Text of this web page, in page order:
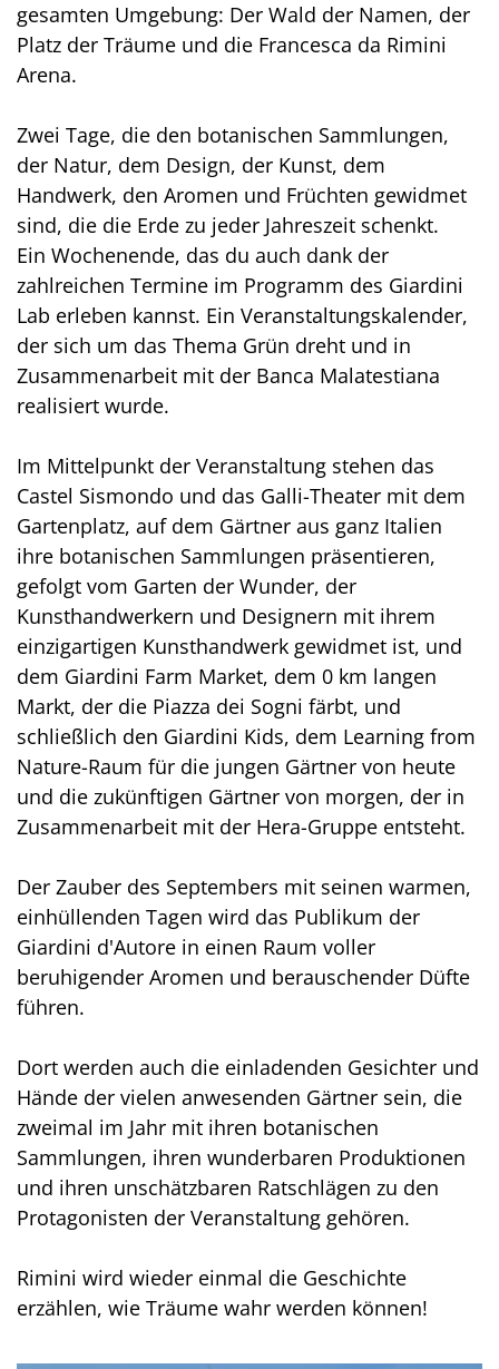
gesamten Umgebung: Der Wald der Namen, der
Platz der Träume und die Francesca da Rimini
Arena.
Zwei Tage, die den botanischen Sammlungen,
der Natur, dem Design, der Kunst, dem
Handwerk, den Aromen und Früchten gewidmet
sind, die die Erde zu jeder Jahreszeit schenkt.
Ein Wochenende, das du auch dank der
zahlreichen Termine im Programm des Giardini
Lab erleben kannst. Ein Veranstaltungskalender,
der sich um das Thema Grün dreht und in
Zusammenarbeit mit der Banca Malatestiana
realisiert wurde.
Im Mittelpunkt der Veranstaltung stehen das
Castel Sismondo und das Galli-Theater mit dem
Gartenplatz, auf dem Gärtner aus ganz Italien
ihre botanischen Sammlungen präsentieren,
gefolgt vom Garten der Wunder, der
Kunsthandwerkern und Designern mit ihrem
einzigartigen Kunsthandwerk gewidmet ist, und
dem Giardini Farm Market, dem 0 km langen
Markt, der die Piazza dei Sogni färbt, und
schließlich den Giardini Kids, dem Learning from
Nature-Raum für die jungen Gärtner von heute
und die zukünftigen Gärtner von morgen, der in
Zusammenarbeit mit der Hera-Gruppe entsteht.
Der Zauber des Septembers mit seinen warmen,
einhüllenden Tagen wird das Publikum der
Giardini d'Autore in einen Raum voller
beruhigender Aromen und berauschender Düfte
führen.
Dort werden auch die einladenden Gesichter und
Hände der vielen anwesenden Gärtner sein, die
zweimal im Jahr mit ihren botanischen
Sammlungen, ihren wunderbaren Produktionen
und ihren unschätzbaren Ratschlägen zu den
Protagonisten der Veranstaltung gehören.
Rimini wird wieder einmal die Geschichte
erzählen, wie Träume wahr werden können!